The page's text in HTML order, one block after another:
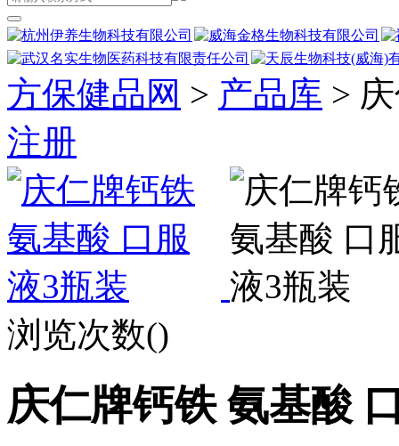
方保健品网 > 产品库 >
注册
浏览次数()
庆仁牌钙铁 氨基酸